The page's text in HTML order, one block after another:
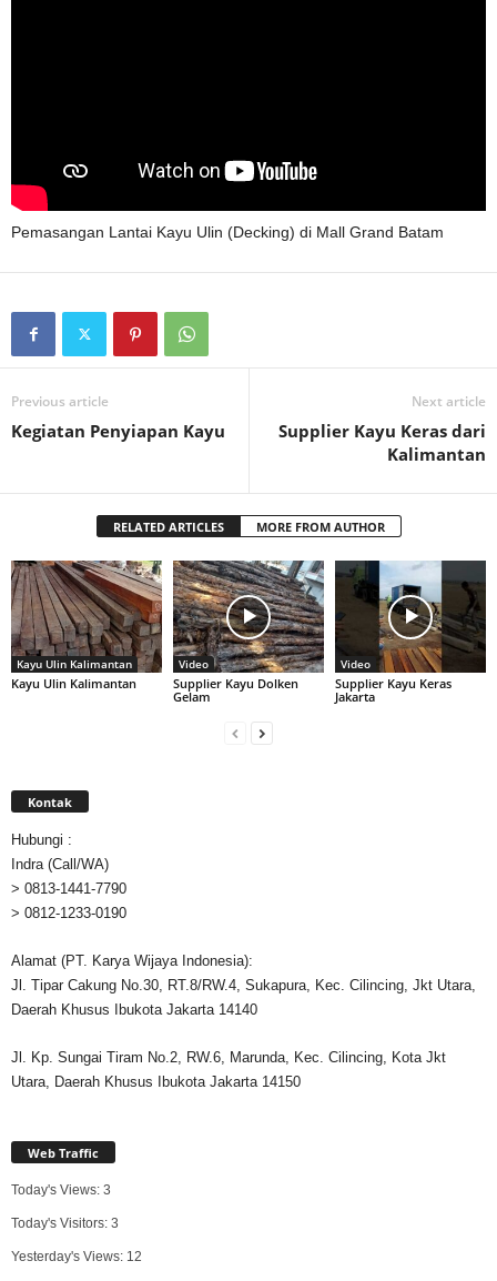
Pemasangan Lantai Kayu Ulin (Decking) di Mall Grand Batam
Previous article
Kegiatan Penyiapan Kayu
Next article
Supplier Kayu Keras dari
Kalimantan
RELATED ARTICLES MORE FROM AUTHOR
Kayu Ulin Kalimantan
Kayu Ulin Kalimantan
Video
Supplier Kayu Dolken
Gelam
Video
Supplier Kayu Keras
Jakarta
Kontak
Hubungi :
Indra (Call/WA)
> 0813-1441-7790
> 0812-1233-0190
Alamat (PT. Karya Wijaya Indonesia):
Jl. Tipar Cakung No.30, RT.8/RW.4, Sukapura, Kec. Cilincing, Jkt Utara,
Daerah Khusus Ibukota Jakarta 14140
Jl. Kp. Sungai Tiram No.2, RW.6, Marunda, Kec. Cilincing, Kota Jkt
Utara, Daerah Khusus Ibukota Jakarta 14150
Web Traffic
Today's Views: 3
Today's Visitors: 3
Yesterday's Views: 12